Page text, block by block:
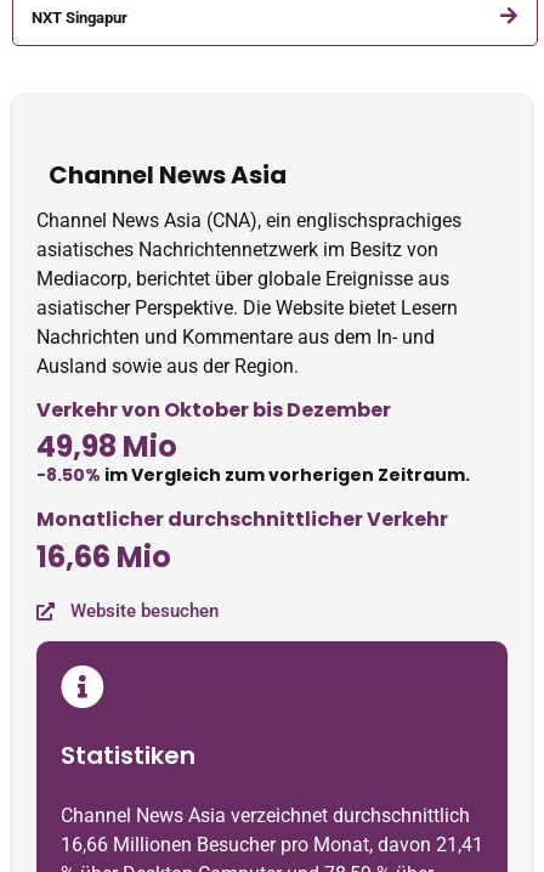
NXT Singapur
Channel News Asia
Channel News Asia (CNA), ein englischsprachiges
asiatisches Nachrichtennetzwerk im Besitz von
Mediacorp, berichtet über globale Ereignisse aus
asiatischer Perspektive. Die Website bietet Lesern
Nachrichten und Kommentare aus dem In- und
Ausland sowie aus der Region.
Verkehr von Oktober bis Dezember
49,98 Mio
-8.50% im Vergleich zum vorherigen Zeitraum.
Monatlicher durchschnittlicher Verkehr
16,66 Mio
Website besuchen
Statistiken
Channel News Asia verzeichnet durchschnittlich
16,66 Millionen Besucher pro Monat, davon 21,41